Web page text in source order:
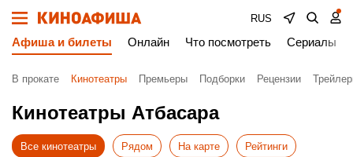
RUS
Афиша и билеты Онлайн Что посмотреть Сериалы
В прокате Кинотеатры Премьеры Подборки Рецензии
Кинотеатры Атбасара
Все кинотеатры Рядом На карте Рейтинги